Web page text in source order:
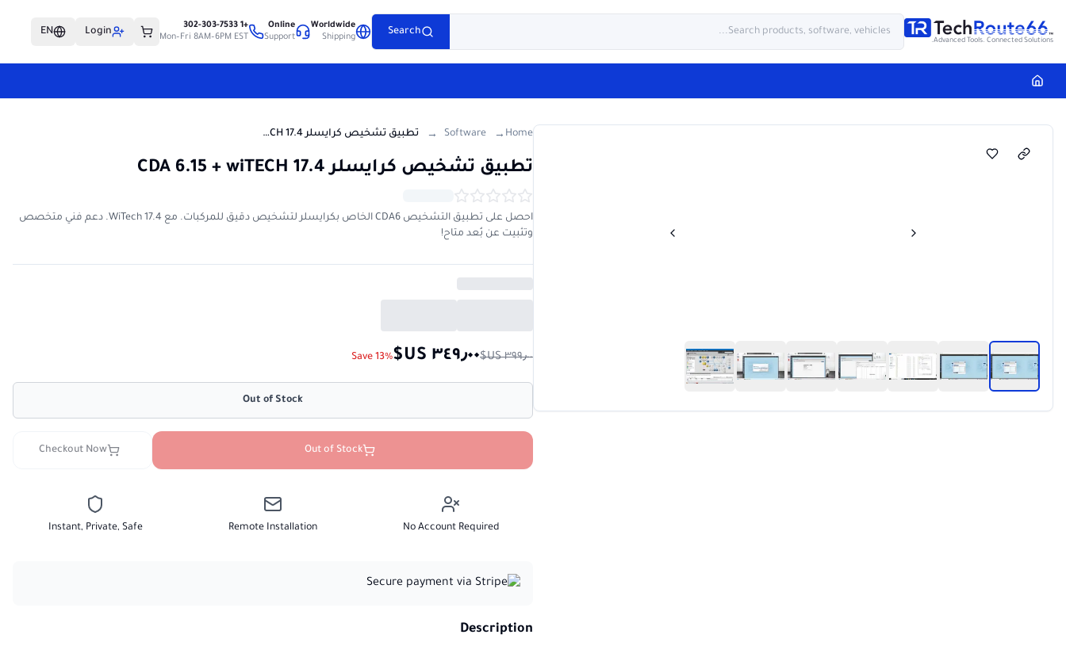
Advanced Tools. Connected Solutions.
Search
Worldwide
Shipping
Online
Support
+1 302-303-7533
Mon–Fri 8AM–6PM EST
Login
EN
Home
→
Software
→ تطبيق تشخيص كرايسلر CDA 6.15 + wiTECH 17.4
تطبيق تشخيص كرايسلر CDA 6.15 + wiTECH 17.4
احصل على تطبيق التشخيص CDA6 الخاص بكرايسلر لتشخيص دقيق للمركبات. مع WiTech 17.4. دعم فني متخصص
وتثبيت عن بُعد متاح!
Save 13%
Out of Stock
Out of Stock
Checkout Now
No Account Required
Remote Installation
Instant, Private, Safe
Description